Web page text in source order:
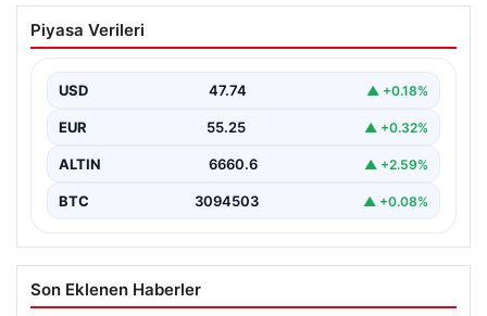
Menderes Belediye Başkanı İlkay Çiçek
ve 9 Kişi Tutuklandı
Çiçek'in de aralarında bulunduğu isimlere yönelik
yürütülen kapsamlı…
Piyasa Verileri
USD 47.74 ▲ +0.18%
EUR 55.25 ▲ +0.32%
ALTIN 6660.6 ▲ +2.59%
BTC 3094503 ▲ +0.08%
Son Eklenen Haberler